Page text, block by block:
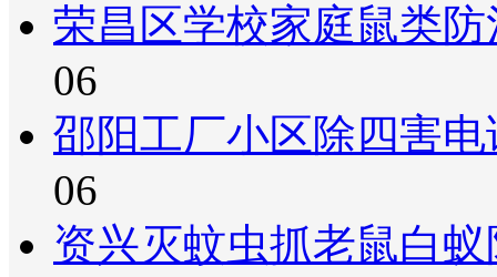
荣昌区学校家庭鼠类
06
邵阳工厂小区除四害
06
资兴灭蚊虫抓老鼠白